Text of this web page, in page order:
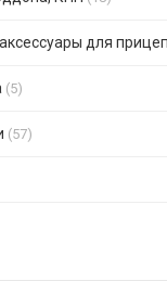
для
(5)
(57)